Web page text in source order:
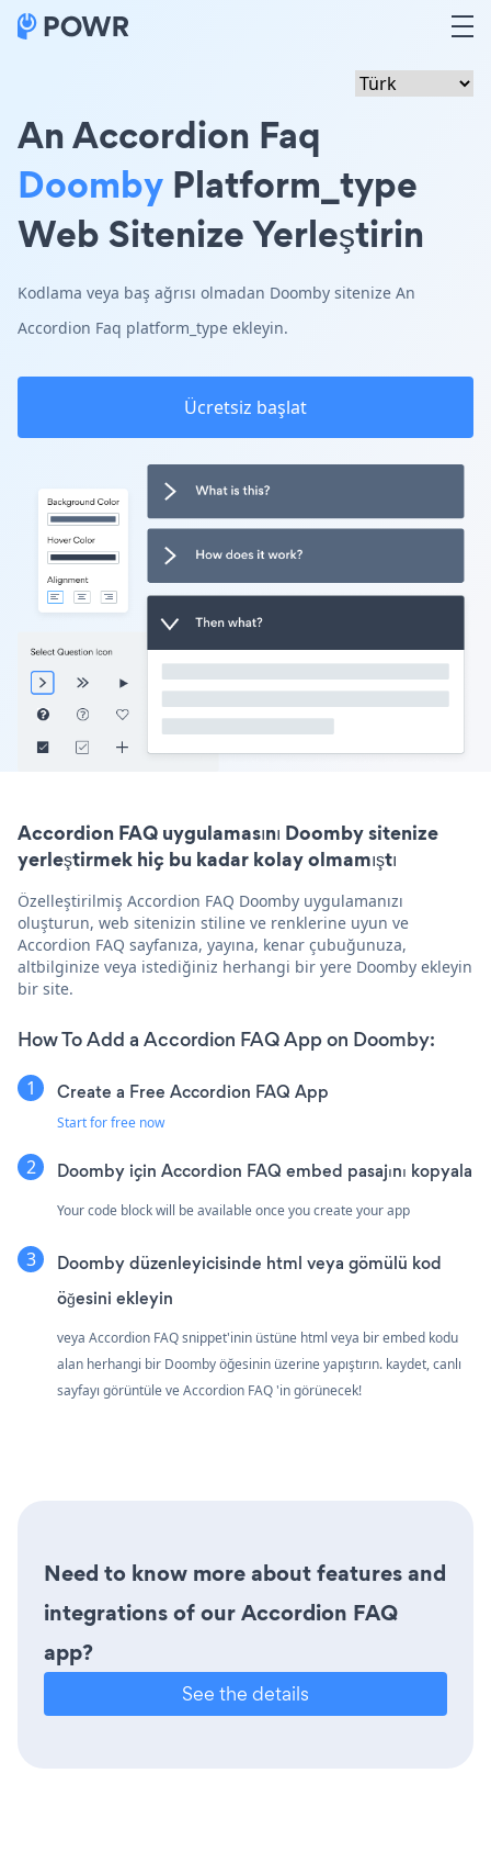
An Accordion Faq
Doomby Platform_type
Web Sitenize Yerleştirin
Kodlama veya baş ağrısı olmadan Doomby sitenize An
Accordion Faq platform_type ekleyin.
Ücretsiz başlat
Accordion FAQ uygulamasını Doomby sitenize
yerleştirmek hiç bu kadar kolay olmamıştı
Özelleştirilmiş Accordion FAQ Doomby uygulamanızı
oluşturun, web sitenizin stiline ve renklerine uyun ve
Accordion FAQ sayfanıza, yayına, kenar çubuğunuza,
altbilginize veya istediğiniz herhangi bir yere Doomby ekleyin
bir site.
How To Add a Accordion FAQ App on Doomby:
Create a Free Accordion FAQ App
Start for free now
Doomby için Accordion FAQ embed pasajını kopyala
Your code block will be available once you create your app
Doomby düzenleyicisinde html veya gömülü kod
öğesini ekleyin
veya Accordion FAQ snippet'inin üstüne html veya bir embed kodu
alan herhangi bir Doomby öğesinin üzerine yapıştırın. kaydet, canlı
sayfayı görüntüle ve Accordion FAQ 'in görünecek!
Need to know more about features and
integrations of our Accordion FAQ
app?
See the details